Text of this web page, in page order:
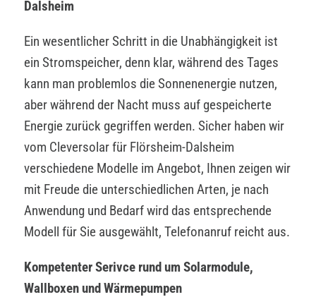
Dalsheim
Ein wesentlicher Schritt in die Unabhängigkeit ist
ein Stromspeicher, denn klar, während des Tages
kann man problemlos die Sonnenenergie nutzen,
aber während der Nacht muss auf gespeicherte
Energie zurück gegriffen werden. Sicher haben wir
vom Cleversolar für Flörsheim-Dalsheim
verschiedene Modelle im Angebot, Ihnen zeigen wir
mit Freude die unterschiedlichen Arten, je nach
Anwendung und Bedarf wird das entsprechende
Modell für Sie ausgewählt, Telefonanruf reicht aus.
Kompetenter Serivce rund um Solarmodule,
Wallboxen und Wärmepumpen